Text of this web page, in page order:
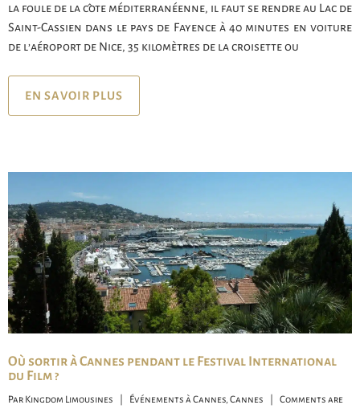
la foule de la côte méditerranéenne, il faut se rendre au Lac de
Saint-Cassien dans le pays de Fayence à 40 minutes en voiture
de l’aéroport de Nice, 35 kilomètres de la croisette ou
EN SAVOIR PLUS
Où sortir à Cannes pendant le Festival International
du Film ?
Par Kingdom Limousines Événements à Cannes, Cannes
Comments are